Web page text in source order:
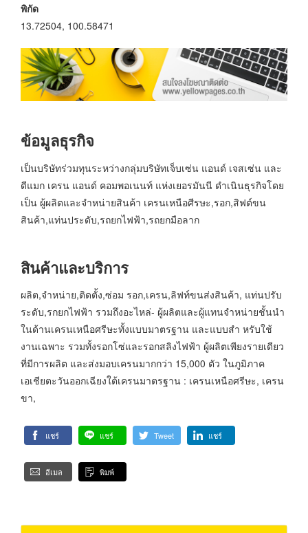
พิกัด
13.72504, 100.58471
ข้อมูลธุรกิจ
เป็นบริษัทร่วมทุนระหว่างกลุ่มบริษัทเจ็บเซ่น แอนด์ เจสเซ่น และ
ดีแมก เครน แอนด์ คอมพอเนนท์ แห่งเยอรมันนี ดำเนินธุรกิจโดย
เป็น ผู้ผลิตและจำหน่ายสินค้า เครนเหนือศีรษะ,รอก,สิฟต์ขน
สินค้า,แท่นประดับ,รถยกไฟฟ้า,รถยกมือลาก
สินค้าและบริการ
ผลิต,จำหน่าย,ติดตั้ง,ซ่อม รอก,เครน,ลิฟท์ขนส่งสินค้า, แท่นปรับ
ระดับ,รกยกไฟฟ้า รวมถึงอะไหล่- ผู้ผลิตและผู้แทนจำหน่ายชั้นนำ
ในด้านเครนเหนือศรีษะทั้งแบบมาตรฐาน และแบบสำ หรับใช้
งานเฉพาะ รวมทั้งรอกโซ่และรอกสลิงไฟฟ้า ผู้ผลิตเพียงรายเดียว
ที่มีการผลิต และส่งมอบเครนมากกว่า 15,000 ตัว ในภูมิภาค
เอเชียตะวันออกเฉียงใต้เครนมาตรฐาน : เครนเหนือศรีษะ, เครน
ขา,
แชร์ แชร์ Tweet แชร์
อีเมล พิมพ์